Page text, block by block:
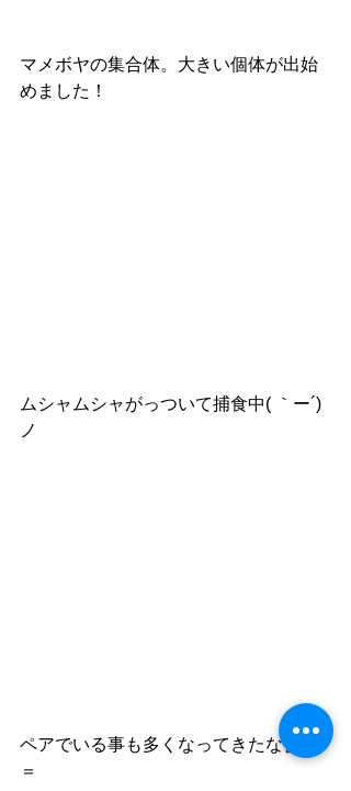
マメボヤの集合体。大きい個体が出始
めました！
ムシャムシャがっついて捕食中( ｀ー´)
ノ
ペアでいる事も多くなってきたなぁ＝
＝